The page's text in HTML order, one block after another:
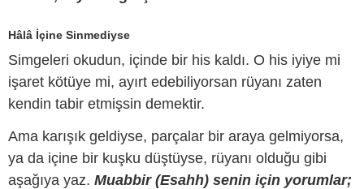
Hâlâ İçine Sinmediyse
Simgeleri okudun, içinde bir his kaldı. O his iyiye mi
işaret kötüye mi, ayırt edebiliyorsan rüyanı zaten
kendin tabir etmişsin demektir.
Ama karışık geldiyse, parçalar bir araya gelmiyorsa,
ya da içine bir kuşku düştüyse, rüyanı olduğu gibi
aşağıya yaz. Muabbir (Esahh) senin için yorumlar;